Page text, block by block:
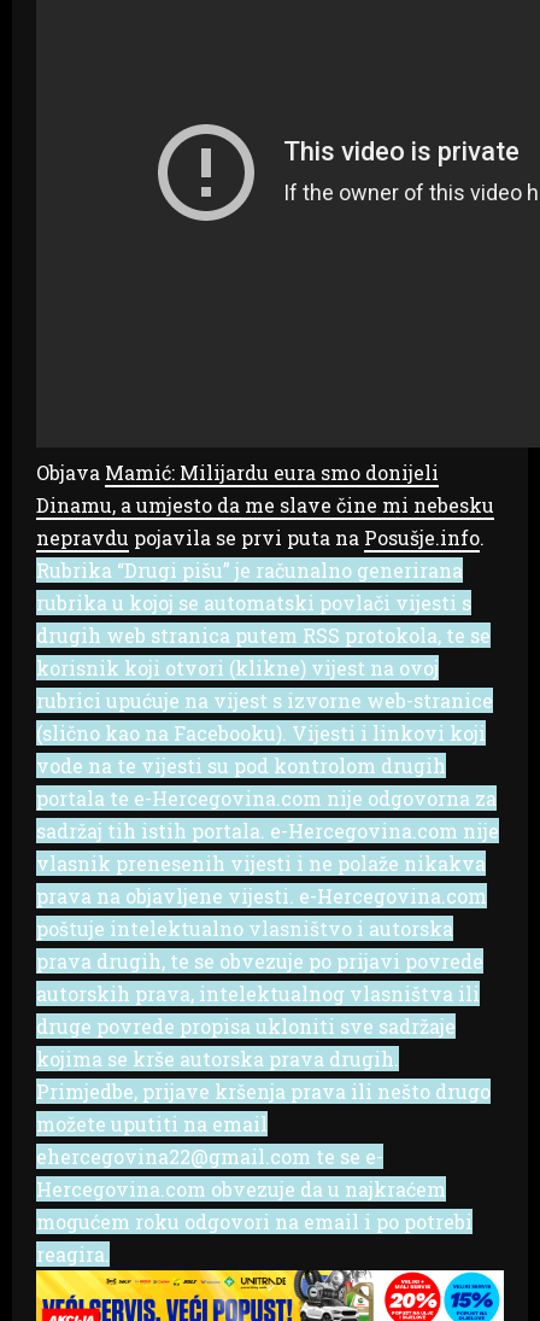
Objava Mamić: Milijardu eura smo donijeli
Dinamu, a umjesto da me slave čine mi nebesku
nepravdu pojavila se prvi puta na Posušje.info.
Rubrika “Drugi pišu” je računalno generirana
rubrika u kojoj se automatski povlači vijesti s
drugih web stranica putem RSS protokola, te se
korisnik koji otvori (klikne) vijest na ovoj
rubrici upućuje na vijest s izvorne web-stranice
(slično kao na Facebooku). Vijesti i linkovi koji
vode na te vijesti su pod kontrolom drugih
portala te e-Hercegovina.com nije odgovorna za
sadržaj tih istih portala. e-Hercegovina.com nije
vlasnik prenesenih vijesti i ne polaže nikakva
prava na objavljene vijesti. e-Hercegovina.com
poštuje intelektualno vlasništvo i autorska
prava drugih, te se obvezuje po prijavi povrede
autorskih prava, intelektualnog vlasništva ili
druge povrede propisa ukloniti sve sadržaje
kojima se krše autorska prava drugih.
Primjedbe, prijave kršenja prava ili nešto drugo
možete uputiti na email
ehercegovina22@gmail.com te se e-
Hercegovina.com obvezuje da u najkraćem
mogućem roku odgovori na email i po potrebi
reagira.